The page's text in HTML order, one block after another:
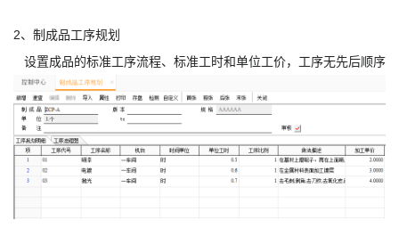
2、制成品工序规划
设置成品的标准工序流程、标准工时和单位工价，工序无先后顺序